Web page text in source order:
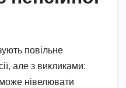
повільне
але з викликами:
може нівелювати